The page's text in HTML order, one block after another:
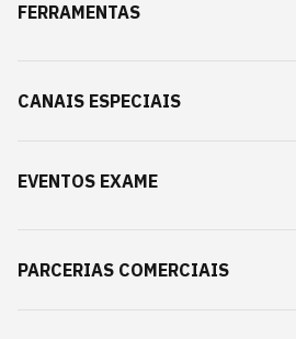
FERRAMENTAS
CANAIS ESPECIAIS
EVENTOS EXAME
PARCERIAS COMERCIAIS